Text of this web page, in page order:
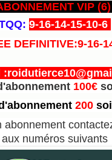
VIP (6)
9-16-14-15-10-6
DEFINITIVE:9-16-
100€
200
abonnement
aux numéros suivants